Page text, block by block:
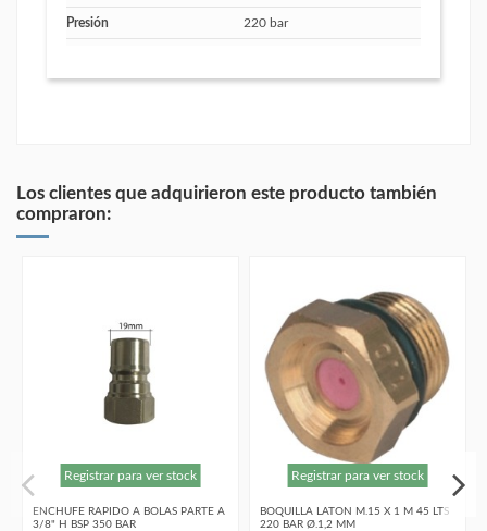
Presión 220 bar
Los clientes que adquirieron este producto también
compraron:
Registrar para ver stock
ENCHUFE RAPIDO A BOLAS PARTE A
3/8" H BSP 350 BAR
Registrar para ver stock
BOQUILLA LATON M.15 X 1 M 45 LTS
220 BAR Ø.1,2 MM